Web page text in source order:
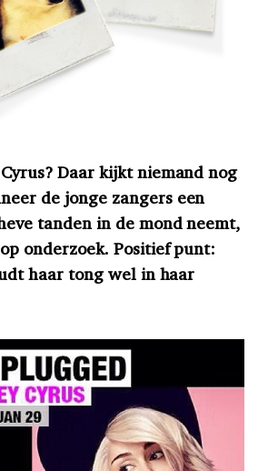
Daar kijkt niemand nog
de jonge zangers een
tanden in de mond neemt,
onderzoek. Positief punt:
haar tong wel in haar